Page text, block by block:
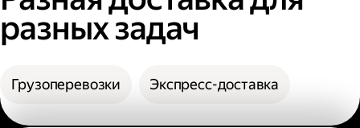
разных задач
Грузоперевозки Экспресс-доставка